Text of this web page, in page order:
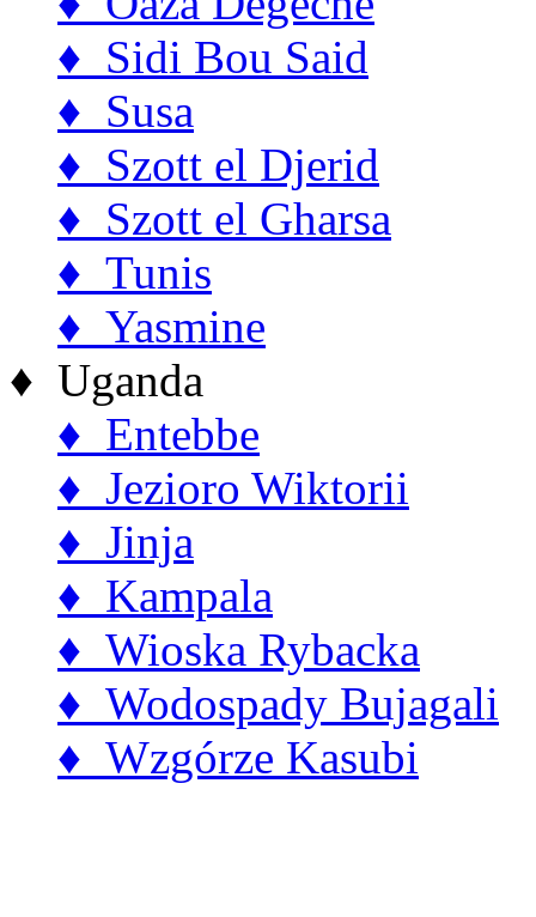
♦ Sidi Bou Said
♦ Susa
♦ Szott el Djerid
♦ Szott el Gharsa
♦ Tunis
♦ Yasmine
♦ Uganda
♦ Entebbe
♦ Jezioro Wiktorii
♦ Jinja
♦ Kampala
♦ Wioska Rybacka
♦ Wodospady Bujagali
♦ Wzgórze Kasubi